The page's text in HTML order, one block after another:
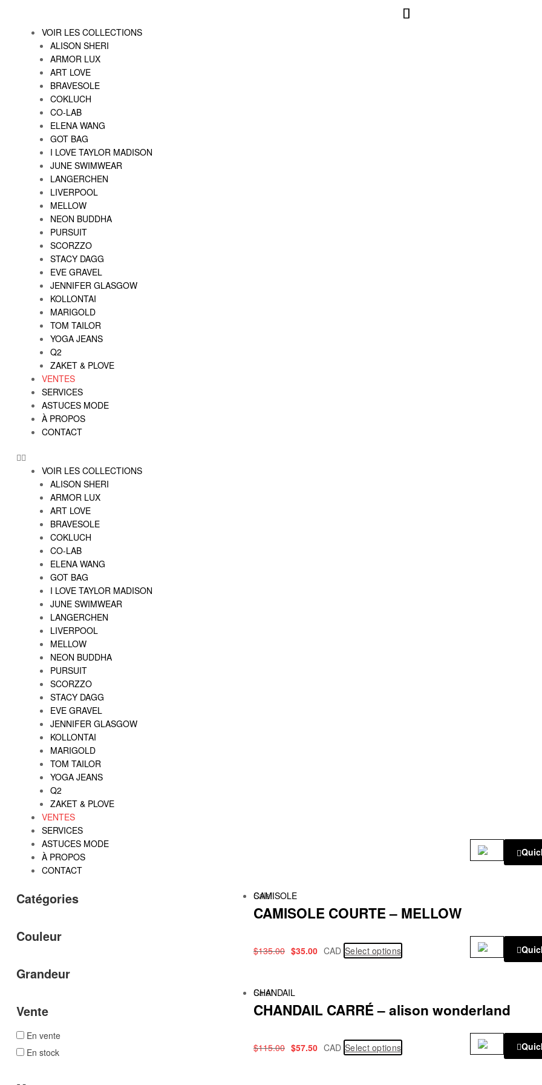
VOIR LES COLLECTIONS
ALISON SHERI
ARMOR LUX
ART LOVE
BRAVESOLE
COKLUCH
CO-LAB
ELENA WANG
GOT BAG
I LOVE TAYLOR MADISON
JUNE SWIMWEAR
LANGERCHEN
LIVERPOOL
MELLOW
NEON BUDDHA
PURSUIT
SCORZZO
STACY DAGG
EVE GRAVEL
JENNIFER GLASGOW
KOLLONTAI
MARIGOLD
TOM TAILOR
YOGA JEANS
Q2
ZAKET & PLOVE
VENTES
SERVICES
ASTUCES MODE
À PROPOS
CONTACT
VOIR LES COLLECTIONS
ALISON SHERI
ARMOR LUX
ART LOVE
BRAVESOLE
COKLUCH
CO-LAB
ELENA WANG
GOT BAG
I LOVE TAYLOR MADISON
JUNE SWIMWEAR
LANGERCHEN
LIVERPOOL
MELLOW
NEON BUDDHA
PURSUIT
SCORZZO
STACY DAGG
EVE GRAVEL
JENNIFER GLASGOW
KOLLONTAI
MARIGOLD
TOM TAILOR
YOGA JEANS
Q2
ZAKET & PLOVE
VENTES
SERVICES
ASTUCES MODE
À PROPOS
CONTACT
Sale!
CAMISOLE
CAMISOLE COURTE – MELLOW
$135.00 $35.00 CAD Select options
Sale!
CHANDAIL
CHANDAIL CARRÉ – alison wonderland
$115.00 $57.50 CAD Select options
Catégories
Couleur
Grandeur
Vente
En vente
En stock